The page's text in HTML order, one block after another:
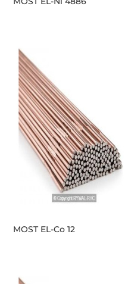
MOST EL-Co 12